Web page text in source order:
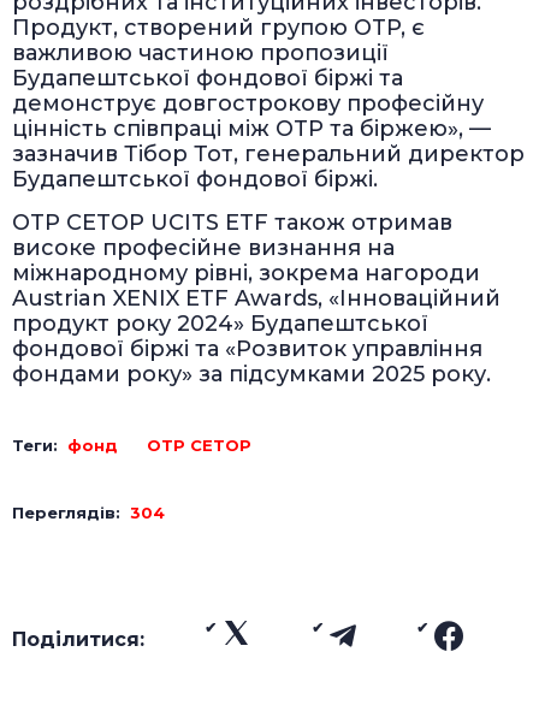
Продукт, створений групою OTP, є
важливою частиною пропозиції
Будапештської фондової біржі та
демонструє довгострокову професійну
цінність співпраці між OTP та біржею», —
зазначив Тібор Тот, генеральний директор
Будапештської фондової біржі.
OTP CETOP UCITS ETF також отримав
високе професійне визнання на
міжнародному рівні, зокрема нагороди
Austrian XENIX ETF Awards, «Інноваційний
продукт року 2024» Будапештської
фондової біржі та «Розвиток управління
фондами року» за підсумками 2025 року.
Теги: фонд OTP CETOP
Переглядів: 304
Поділитися: